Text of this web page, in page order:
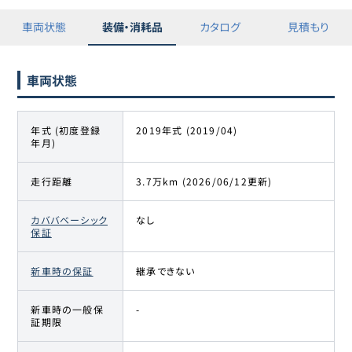
車両状態 装備・消耗品 カタログ 見積もり
車両状態
年式 (初度登録
年月)
2019年式 (2019/04)
走行距離 3.7万km (2026/06/12更新)
カババベーシック
保証
なし
新車時の保証 継承できない
新車時の一般保
証期限
-